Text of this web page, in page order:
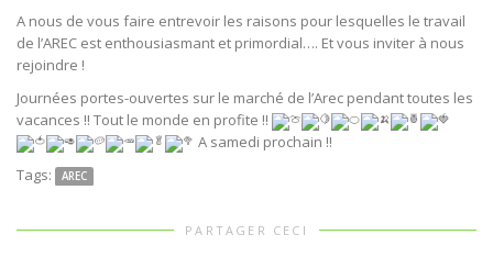
A nous de vous faire entrevoir les raisons pour lesquelles le travail
de l’AREC est enthousiasmant et primordial…. Et vous inviter à nous
rejoindre !
Journées portes-ouvertes sur le marché de l’Arec pendant toutes les
vacances !! Tout le monde en profite !!
A samedi prochain !!
Tags:
AREC
PARTAGER CECI